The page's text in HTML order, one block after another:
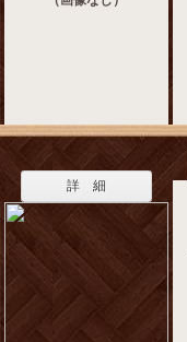
詳 細